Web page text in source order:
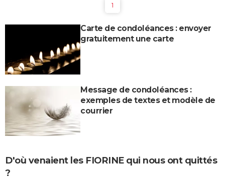
1
Carte de condoléances : envoyer
gratuitement une carte
Message de condoléances :
exemples de textes et modèle de
courrier
D'où venaient les FIORINE qui nous ont quittés
?